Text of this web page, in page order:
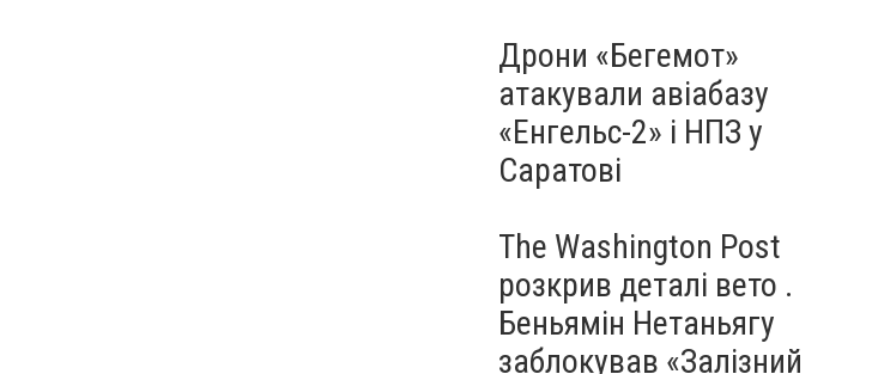
Дрони «Бегемот»
атакували авіабазу
«Енгельс-2» і НПЗ у
Саратові
The Washington Post
розкрив деталі вето .
Беньямін Нетаньягу
заблокував «Залізний